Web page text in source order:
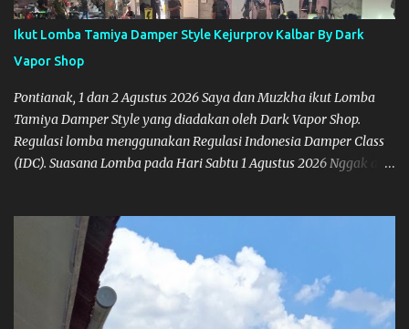
Ikut Lomba Tamiya Damper Style Kejurprov Kalbar By Dark
Vapor Shop
Pontianak, 1 dan 2 Agustus 2026 Saya dan Muzkha ikut Lomba
Tamiya Damper Style yang diadakan oleh Dark Vapor Shop.
Regulasi lomba menggunakan Regulasi Indonesia Damper Class
(IDC). Suasana Lomba pada Hari Sabtu 1 Agustus 2026 Nggak ada
belum banyak persiapan menyiapkan mobil dan alat-alat. Selain
itu juga ada janji mau main ke Agus Tamiya dulu sebenarnya, tapi
karena mepet waktu, jadi lebih banyak main disini. Oiya, untuk
lomba ini lokasinya adalah di Port 99 Kota Pontianak. Pamflet
Lomba Tamiya Oiya sebagai Informasi, Saya dan Muzkha baru